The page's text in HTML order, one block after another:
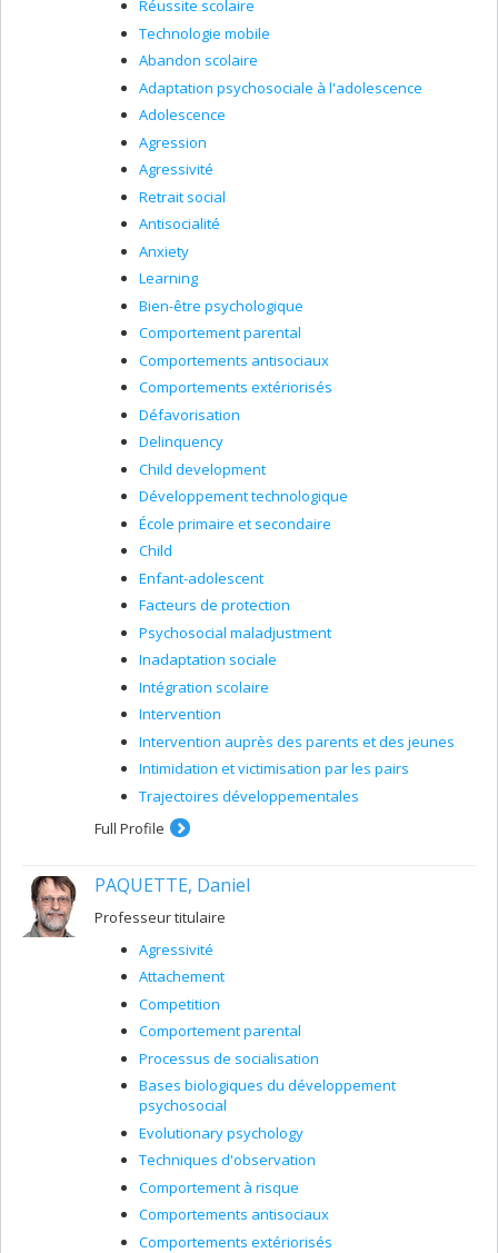
Réussite scolaire
Technologie mobile
Abandon scolaire
Adaptation psychosociale à l'adolescence
Adolescence
Agression
Agressivité
Retrait social
Antisocialité
Anxiety
Learning
Bien-être psychologique
Comportement parental
Comportements antisociaux
Comportements extériorisés
Défavorisation
Delinquency
Child development
Développement technologique
École primaire et secondaire
Child
Enfant-adolescent
Facteurs de protection
Psychosocial maladjustment
Inadaptation sociale
Intégration scolaire
Intervention
Intervention auprès des parents et des jeunes
Intimidation et victimisation par les pairs
Trajectoires développementales
Full Profile
PAQUETTE, Daniel
Professeur titulaire
Agressivité
Attachement
Competition
Comportement parental
Processus de socialisation
Bases biologiques du développement
psychosocial
Evolutionary psychology
Techniques d'observation
Comportement à risque
Comportements antisociaux
Comportements extériorisés